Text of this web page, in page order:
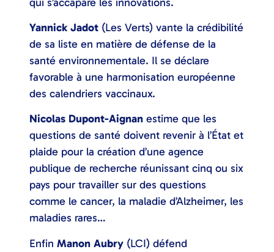
Yannick Jadot (Les Verts) vante la crédibilité
de sa liste en matière de défense de la
santé environnementale. Il se déclare
favorable à une harmonisation européenne
des calendriers vaccinaux.
Nicolas Dupont-Aignan estime que les
questions de santé doivent revenir à l’État et
plaide pour la création d’une agence
publique de recherche réunissant cinq ou six
pays pour travailler sur des questions
comme le cancer, la maladie d’Alzheimer, les
maladies rares…
Enfin Manon Aubry (LCI) défend